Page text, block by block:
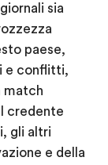
sia
paese,
e conflitti,
match
credente
gli altri
e della